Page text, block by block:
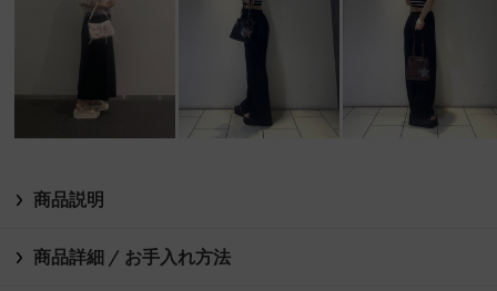
商品説明
商品詳細 / お手入れ方法